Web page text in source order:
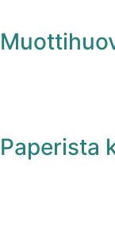
Paperista